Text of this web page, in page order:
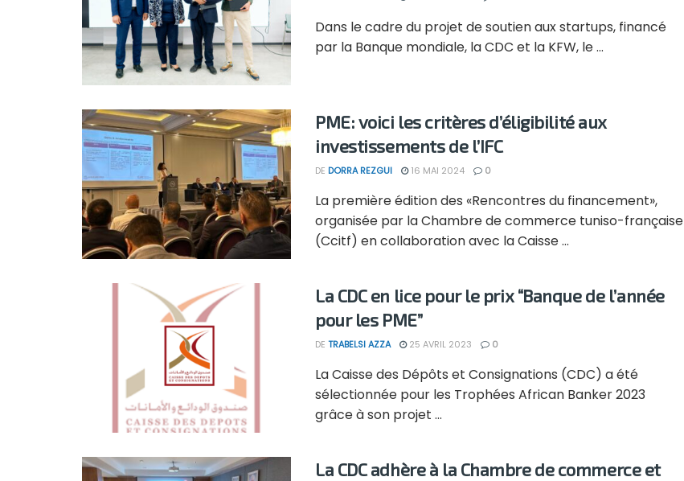
Dans le cadre du projet de soutien aux startups, financé
par la Banque mondiale, la CDC et la KFW, le ...
PME: voici les critères d’éligibilité aux
investissements de l’IFC
DE DORRA REZGUI 16 MAI 2024 0
La première édition des «Rencontres du financement»,
organisée par la Chambre de commerce tuniso-française
(Ccitf) en collaboration avec la Caisse ...
La CDC en lice pour le prix “Banque de l’année
pour les PME”
DE TRABELSI AZZA 25 AVRIL 2023 0
La Caisse des Dépôts et Consignations (CDC) a été
sélectionnée pour les Trophées African Banker 2023
grâce à son projet ...
La CDC adhère à la Chambre de commerce et